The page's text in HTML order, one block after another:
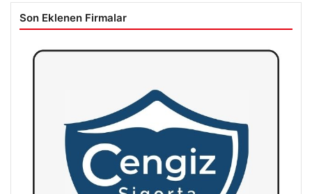
Son Eklenen Firmalar